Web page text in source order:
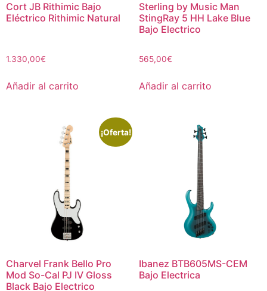
Cort JB Rithimic Bajo
Eléctrico Rithimic Natural
1.330,00€
Añadir al carrito
Sterling by Music Man
StingRay 5 HH Lake Blue
Bajo Electrico
565,00€
Añadir al carrito
¡Oferta!
Charvel Frank Bello Pro
Mod So-Cal PJ IV Gloss
Black Bajo Electrico
Ibanez BTB605MS-CEM
Bajo Electrica